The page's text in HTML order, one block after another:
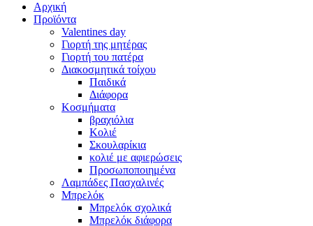
Αρχική
Προϊόντα
Valentines day
Γιορτή της μητέρας
Γιορτή του πατέρα
Διακοσμητικά τοίχου
Παιδικά
Διάφορα
Κοσμήματα
βραχιόλια
Kολιέ
Σκουλαρίκια
κολιέ με αφιερώσεις
Προσωποποιημένα
Λαμπάδες Πασχαλινές
Μπρελόκ
Μπρελόκ σχολικά
Μπρελόκ διάφορα